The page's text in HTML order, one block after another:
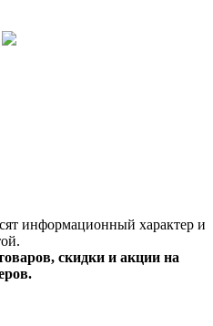
информационный характер и
скидки и акции на